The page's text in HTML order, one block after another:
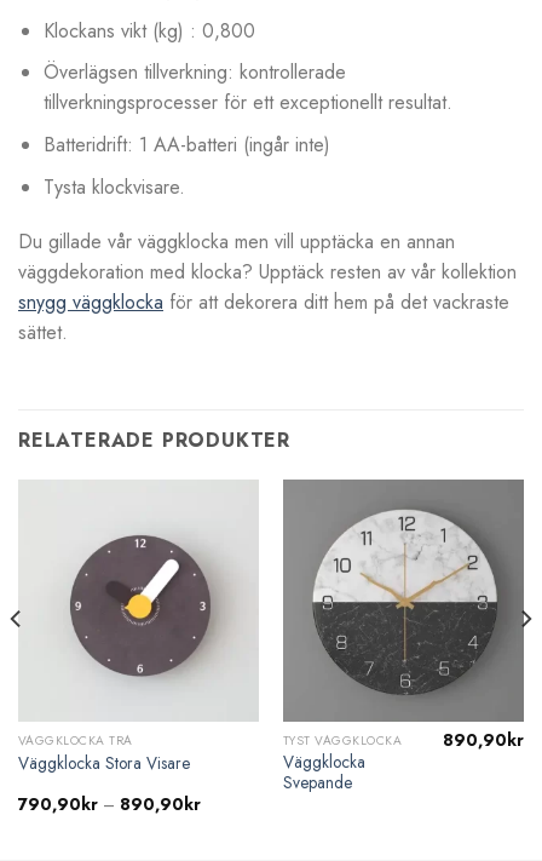
Klockans vikt (kg) : 0,800
Överlägsen tillverkning: kontrollerade
tillverkningsprocesser för ett exceptionellt resultat.
Batteridrift: 1 AA-batteri (ingår inte)
Tysta klockvisare.
Du gillade vår väggklocka men vill upptäcka en annan
väggdekoration med klocka? Upptäck resten av vår kollektion
snygg väggklocka för att dekorera ditt hem på det vackraste
sättet.
RELATERADE PRODUKTER
VÄGGKLOCKA TRÄ
Väggklocka Stora Visare
790,90kr – 890,90krPrisintervall:
TYST VÄGGKLOCKA
Väggklocka
Svepande
890,90kr